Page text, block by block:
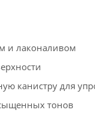
и лаконаливом
канистру для
тонов